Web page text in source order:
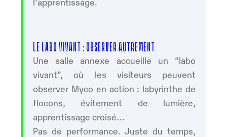
LE LABO VIVANT : OBSERVER AUTREMENT
Une salle annexe accueille un “labo
vivant”, où les visiteurs peuvent
observer Myco en action : labyrinthe de
flocons, évitement de lumière,
apprentissage croisé…
Pas de performance. Juste du temps,